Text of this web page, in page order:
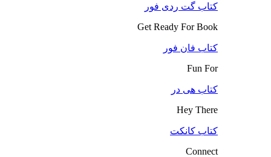
کتاب گت ردی فور
Get Ready For Book
کتاب فان فور
Fun For
کتاب هی در
Hey There
کتاب کانکت
Connect